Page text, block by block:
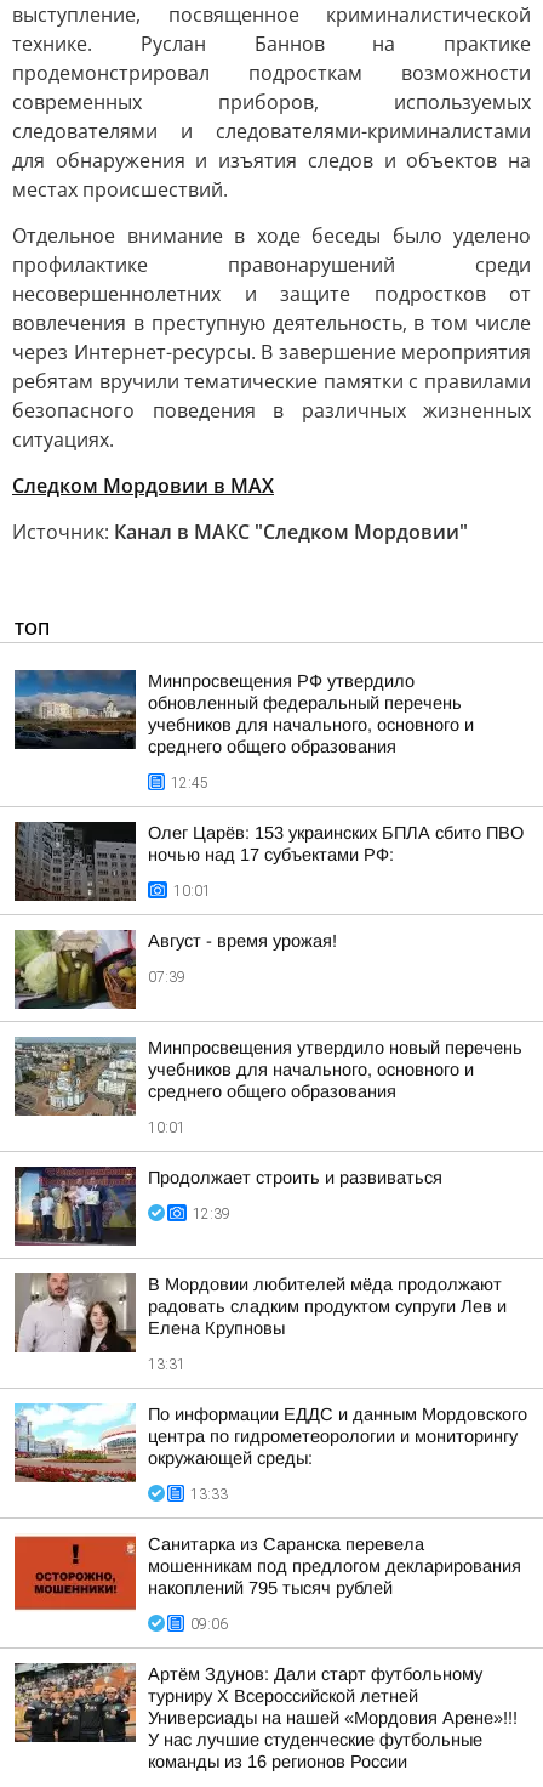
выступление, посвященное криминалистической
технике. Руслан Баннов на практике
продемонстрировал подросткам возможности
современных приборов, используемых
следователями и следователями-криминалистами
для обнаружения и изъятия следов и объектов на
местах происшествий.
Отдельное внимание в ходе беседы было уделено
профилактике правонарушений среди
несовершеннолетних и защите подростков от
вовлечения в преступную деятельность, в том числе
через Интернет-ресурсы. В завершение мероприятия
ребятам вручили тематические памятки с правилами
безопасного поведения в различных жизненных
ситуациях.
Следком Мордовии в MAX
Источник: Канал в МАКС "Следком Мордовии"
ТОП
Минпросвещения РФ утвердило
обновленный федеральный перечень
учебников для начального, основного и
среднего общего образования
12:45
Олег Царёв: 153 украинских БПЛА сбито ПВО
ночью над 17 субъектами РФ:
10:01
Август - время урожая!
07:39
Минпросвещения утвердило новый перечень
учебников для начального, основного и
среднего общего образования
10:01
Продолжает строить и развиваться
12:39
В Мордовии любителей мёда продолжают
радовать сладким продуктом супруги Лев и
Елена Крупновы
13:31
По информации ЕДДС и данным Мордовского
центра по гидрометеорологии и мониторингу
окружающей среды:
13:33
Санитарка из Саранска перевела
мошенникам под предлогом декларирования
накоплений 795 тысяч рублей
09:06
Артём Здунов: Дали старт футбольному
турниру Х Всероссийской летней
Универсиады на нашей «Мордовия Арене»!!!
У нас лучшие студенческие футбольные
команды из 16 регионов России